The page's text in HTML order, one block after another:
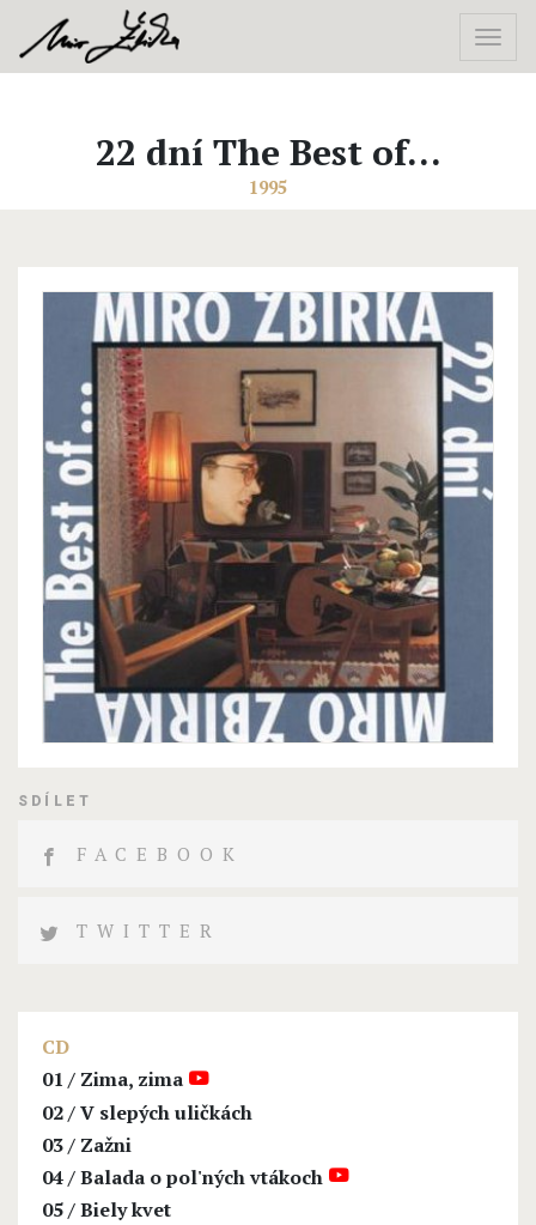
22 dní The Best of...
1995
SDÍLET
FACEBOOK
TWITTER
CD
01 / Zima, zima
02/V slepých uličkách
03/ Zažni
04/Balada o pol'ných vtákoch
05/Biely kvet